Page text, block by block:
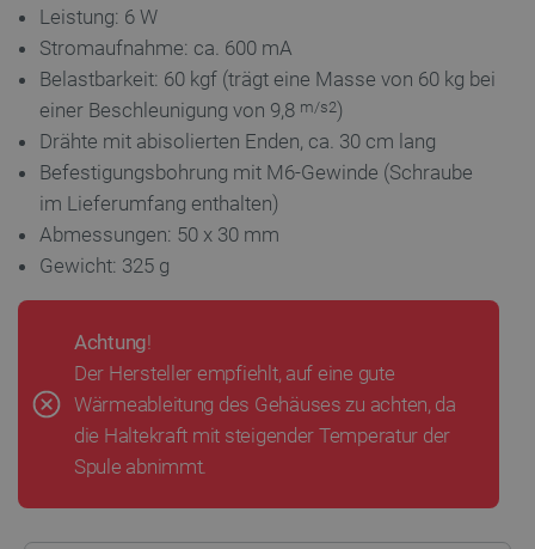
Leistung: 6 W
Stromaufnahme: ca. 600 mA
Belastbarkeit: 60 kgf (trägt eine Masse von 60 kg bei
einer Beschleunigung von 9,8 m/s2)
Drähte mit abisolierten Enden, ca. 30 cm lang
Befestigungsbohrung mit M6-Gewinde (Schraube
im Lieferumfang enthalten)
Abmessungen: 50 x 30 mm
Gewicht: 325 g
Achtung!
Der Hersteller empfiehlt, auf eine gute
Wärmeableitung des Gehäuses zu achten, da
die Haltekraft mit steigender Temperatur der
Spule abnimmt.
TARGETING
Unbedingt erforderlich
wesentliche Kernfunktionen der Website wie die
Benutzeranmeldung und die Kontoverwaltung. Ohne
die unbedingt erforderlichen Cookies kann die
Website nicht ordnungsgemäß verwendet werden.
Name
Anbieter
.youtube.com